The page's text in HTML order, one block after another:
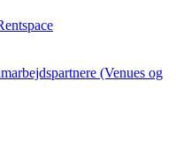
(Venues og